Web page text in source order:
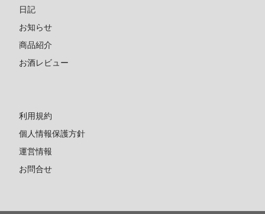
日記
お知らせ
商品紹介
お酒レビュー
利用規約
個人情報保護方針
運営情報
お問合せ